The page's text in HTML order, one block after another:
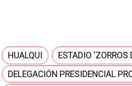
HUALQUI
ESTADIO 'ZORROS
DELEGACIÓN PRESIDENCIAL